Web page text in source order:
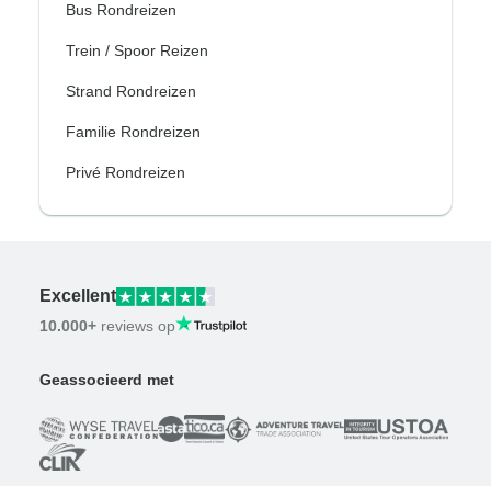
Bus Rondreizen
Trein / Spoor Reizen
Strand Rondreizen
Familie Rondreizen
Privé Rondreizen
Excellent
10.000+ reviews op
Geassocieerd met